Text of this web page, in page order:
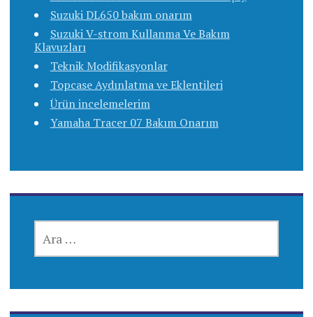
Suzuki DL650 bakım onarım
Suzuki V-strom Kullanma Ve Bakım
Klavuzları
Teknik Modifikasyonlar
Topcase Aydınlatma ve Eklentileri
Ürün incelemelerim
Yamaha Tracer 07 Bakım Onarım